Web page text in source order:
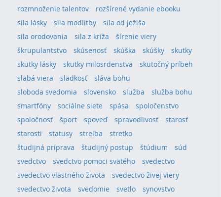
rozmnoženie talentov
rozšírené vydanie ebooku
sila lásky
sila modlitby
sila od ježiša
sila orodovania
sila z kríža
šírenie viery
škrupulantstvo
skúsenosť skúška skúšky
skutky
skutky lásky
skutky milosrdenstva
skutočný príbeh
slabá viera
sladkosť
sláva bohu
sloboda svedomia
slovensko služba
služba bohu
smartfóny
sociálne siete spása
spoločenstvo
spoločnosť
šport spoveď spravodlivosť
starosť
starosti
statusy streľba
stretko
študijná príprava
študijný postup štúdium
súd
svedctvo
svedctvo pomoci svätého
svedectvo
svedectvo vlastného života
svedectvo živej viery
svedectvo života
svedomie svetlo
synovstvo